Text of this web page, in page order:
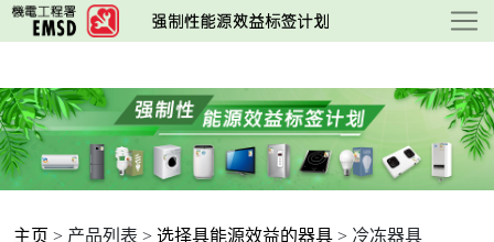
跳
至
要
内
容
主页 > 产品列表 > 选择具能源效益的器具 > 冷冻器具